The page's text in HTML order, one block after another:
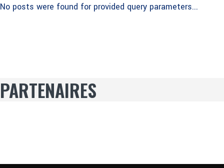
No posts were found for provided query parameters...
PARTENAIRES